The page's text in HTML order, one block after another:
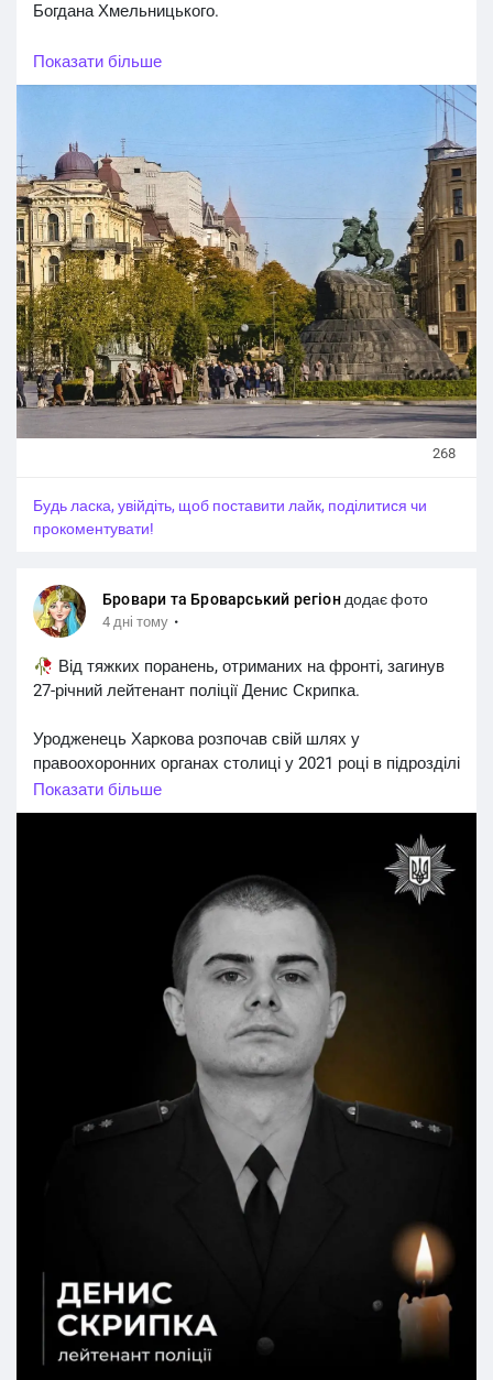
Богдана Хмельницького.
Уявіть: радянський Київ, а в самому центрі - бронзовий
гетьман на коні, який «дивиться» на Софійський собор.
Сьогодні площа відреставрована, збільшила площу,
але пам’ятник і далі залишається одним з
найсильніших символів Києва. Він поєднує XIX століття
з сучасним центром міста - і продовжує стояти, як і 138
років тому.
📷 Колоризоване фото Бориса Градова
#history_of_Kyiv #News_Kyiv #Kyiv_regionnews
#Київ_Київщина #Новини_news #Kyiv
Показати більше
268
Будь ласка, увійдіть, щоб поставити лайк, поділитися чи
прокоментувати!
Бровари та Броварський регіон додає фото
4 дні тому ·
🥀 Від тяжких поранень, отриманих на фронті, загинув
27-річний лейтенант поліції Денис Скрипка.
Уродженець Харкова розпочав свій шлях у
правоохоронних органах столиці у 2021 році в підрозділі
логістики Голосіївського управління поліції. Пізніше
обіймав посаду оперуповноваженого, а у 2024 році
свідомо обрав шлях захисника та вступив до полку
поліції особливого призначення (стрілецького) ГУНП у
У бойовому підрозділі лейтенант поліції служив
https://vechirniy.kyiv.ua/news/130791/),
мав позивний «Кураж». Його поважали за сміливість,
відповідальність і незмінну вірність Присязі. 4 серпня
2026 року під час виконання бойового завдання на
Донеччині Денис дістав тяжкі поранення. Під час
евакуації побратими робили все можливе аби
врятувати «Куража», але, на жаль, Денис загинув.
У захисника залишилися мати, батько, брат і кохана.
#Новини_news_війна
#News_Ukraine
Показати більше